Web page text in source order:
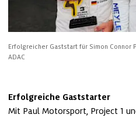
Erfolgreicher Gaststart für Simon Connor
ADAC
Erfolgreiche Gaststarter
Mit Paul Motorsport, Project 1